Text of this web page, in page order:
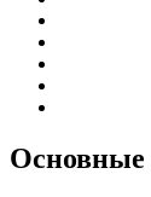
Основные